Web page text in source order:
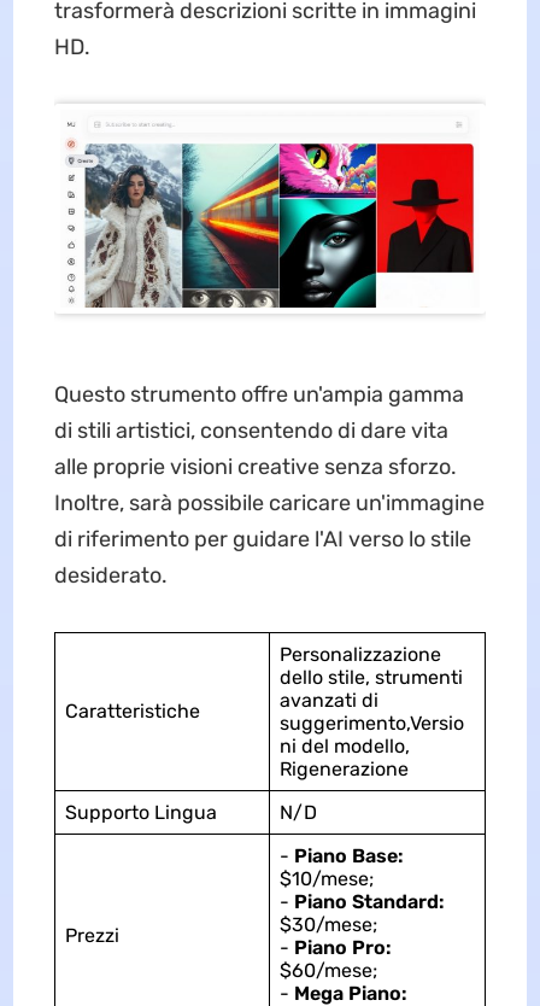
trasformerà descrizioni scritte in immagini
HD.
Questo strumento offre un'ampia gamma
di stili artistici, consentendo di dare vita
alle proprie visioni creative senza sforzo.
Inoltre, sarà possibile caricare un'immagine
di riferimento per guidare l'AI verso lo stile
desiderato.
Caratteristiche
Personalizzazione
dello stile, strumenti
avanzati di
suggerimento,Versio
ni del modello,
Rigenerazione
Supporto Lingua
N/D
Prezzi
- Piano Base:
$10/mese;
- Piano Standard:
$30/mese;
- Piano Pro:
$60/mese;
- Mega Piano: